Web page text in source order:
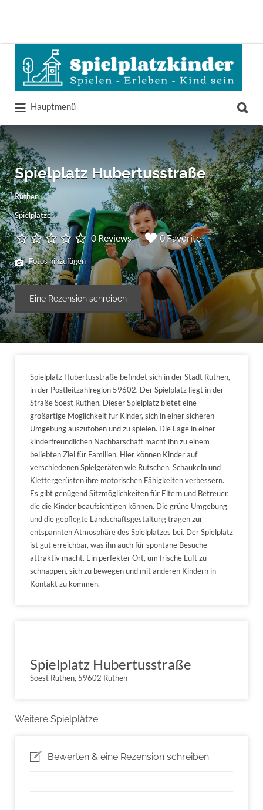
Suchen
nach:
Hauptmenü
nach:
Spielplatz Hubertusstraße
Rüthen
Spielplätze
0 Reviews 0 Favorite
Fotos hinzufügen
Eine Rezension schreiben
Spielplatz Hubertusstraße befindet sich in der Stadt Rüthen,
in der Postleitzahlregion 59602. Der Spielplatz liegt in der
Straße Soest Rüthen. Dieser Spielplatz bietet eine
großartige Möglichkeit für Kinder, sich in einer sicheren
Umgebung auszutoben und zu spielen. Die Lage in einer
kinderfreundlichen Nachbarschaft macht ihn zu einem
beliebten Ziel für Familien. Hier können Kinder auf
verschiedenen Spielgeräten wie Rutschen, Schaukeln und
Klettergerüsten ihre motorischen Fähigkeiten verbessern.
Es gibt genügend Sitzmöglichkeiten für Eltern und Betreuer,
die die Kinder beaufsichtigen können. Die grüne Umgebung
und die gepflegte Landschaftsgestaltung tragen zur
entspannten Atmosphäre des Spielplatzes bei. Der Spielplatz
ist gut erreichbar, was ihn auch für spontane Besuche
attraktiv macht. Ein perfekter Ort, um frische Luft zu
schnappen, sich zu bewegen und mit anderen Kindern in
Kontakt zu kommen.
Spielplatz Hubertusstraße
Soest Rüthen, 59602 Rüthen
Weitere Spielplätze
Bewerten & eine Rezension schreiben